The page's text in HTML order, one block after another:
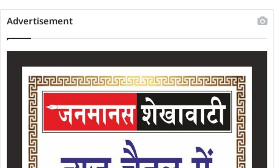
Advertisement